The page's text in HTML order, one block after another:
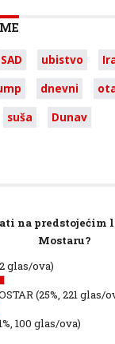
SAD ubistvo
dnevni
suša Dunav
na
Mostaru?
glas/ova)
(25%, 221 glas/
100 glas/ova)